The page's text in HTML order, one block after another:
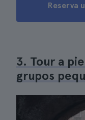
Reserva
3. Tour a
grupos